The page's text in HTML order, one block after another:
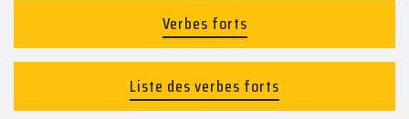
Verbes forts
Liste des verbes forts